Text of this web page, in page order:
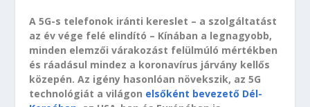
A 5G-s telefonok iránti kereslet – a szolgáltatást
az év vége felé elindító – Kínában a legnagyobb,
minden elemzői várakozást felülmúló mértékben
és ráadásul mindez a koronavírus járvány kellős
közepén. Az igény hasonlóan növekszik, az 5G
technológiát a világon elsőként bevezető Dél-